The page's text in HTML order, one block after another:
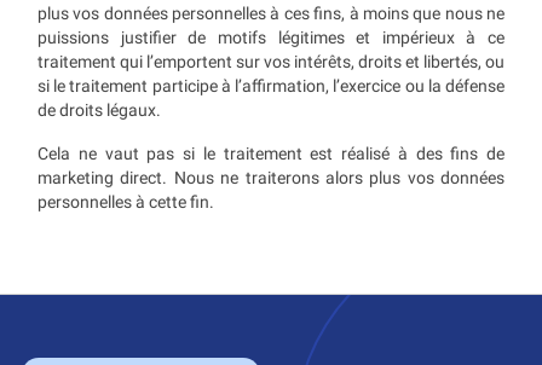
plus vos données personnelles à ces fins, à moins que nous ne
puissions justifier de motifs légitimes et impérieux à ce
traitement qui l’emportent sur vos intérêts, droits et libertés, ou
si le traitement participe à l’affirmation, l’exercice ou la défense
de droits légaux.
Cela ne vaut pas si le traitement est réalisé à des fins de
marketing direct. Nous ne traiterons alors plus vos données
personnelles à cette fin.